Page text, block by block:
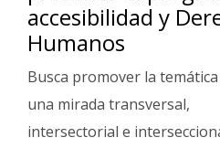
accesibilidad y
Humanos
Busca promover la temática
una mirada transversal,
intersectorial e